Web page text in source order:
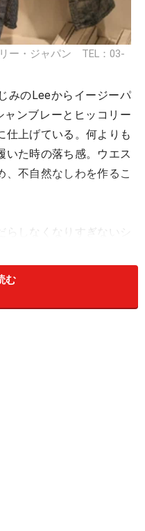
ー・ジャパン TEL：03-
みのLeeからイージーパ
ャンブレーとヒッコリー
仕上げている。何よりも
いた時の落ち感。ウエス
、不自然なしわを作るこ
らしなくなりすぎないシ
ンツと言える。
む